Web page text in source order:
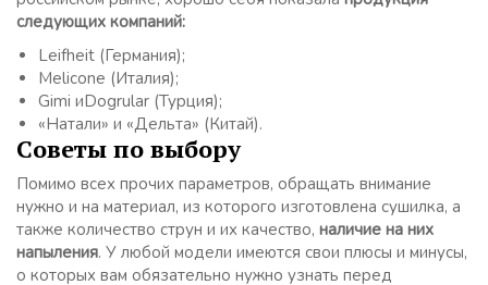
следующих компаний:
Leifheit (Германия);
Melicone (Италия);
Gimi иDogrular (Турция);
«Натали» и «Дельта» (Китай).
Советы по выбору
Помимо всех прочих параметров, обращать внимание
нужно и на материал, из которого изготовлена сушилка, а
также количество струн и их качество, наличие на них
напыления. У любой модели имеются свои плюсы и минусы,
о которых вам обязательно нужно узнать перед